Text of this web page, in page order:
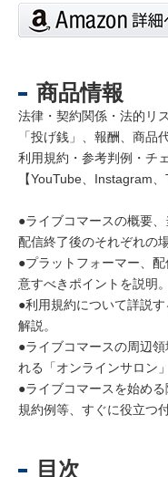
商品情報
法律・契約関係・法的リ
「投げ銭」、報酬、商品
利用規約・参考判例・チ
【YouTube、Instagram
●ライブコマースの概要
配信終了後のそれぞれの
●プラットフォーマー、
意すべきポイントを説明。
●利用規約について詳説
解説。
●ライブコマースの周辺
れる「オンラインサロン
●ライブコマースを始め
規約例等、すぐに役立つ
目次